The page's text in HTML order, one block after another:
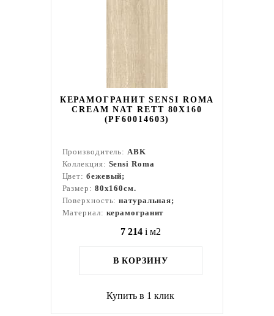
КЕРАМОГРАНИТ SENSI ROMA
CREAM NAT RETT 80X160
(PF60014603)
Производитель:ABK
Коллекция: Sensi Roma
Цвет: бежевый;
Размер: 80x160см.
Поверхность:натуральная;
Материал: керамогранит
7 214 i м2
В КОРЗИНУ
Купить в 1 клик